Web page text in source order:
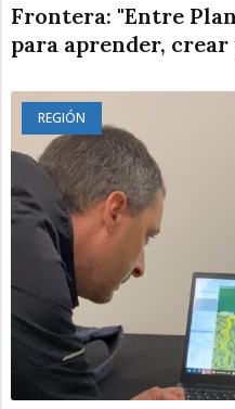
Frontera: "Entre
para aprender,
REGIÓN